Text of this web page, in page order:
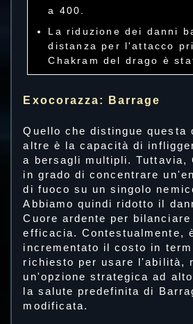
a 400.
La riduzione dei danni
distanza per l'attacco
Chakram del drago è
Exocorazza: Barrage
Quello che distingue questa
altre è la capacità di
a bersagli multipli. Tuttavia,
in grado di concentrare
di fuoco su un singolo
Abbiamo quindi ridotto il
Cuore ardente per bilanciare
efficacia. Contestualmente,
incrementato il costo in
richiesto per usare l'abilità,
un'opzione strategica ad
la salute predefinita di
modificata.